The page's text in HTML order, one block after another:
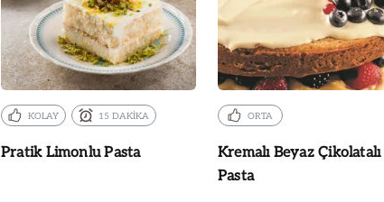
KOLAY 15 DAKİKA
Pratik Limonlu Pasta
ORTA
Kremalı Beyaz Çikolatalı
Pasta